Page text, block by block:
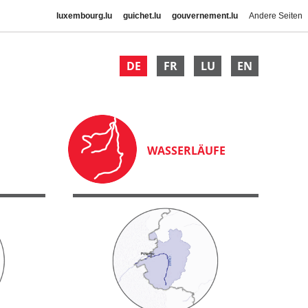
luxembourg.lu guichet.lu gouvernement.lu Andere Seiten
DE FR LU EN
WASSERLÄUFE